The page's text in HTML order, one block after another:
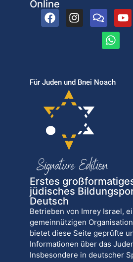
Online
Für Juden und Bnei Noach
Erstes
jüdisches
Deutsch
Betrieben von Imrey Israel,
gemeinnützigen
bietet diese Seite geprüfte
Informationen über das
Insbesondere in deutscher